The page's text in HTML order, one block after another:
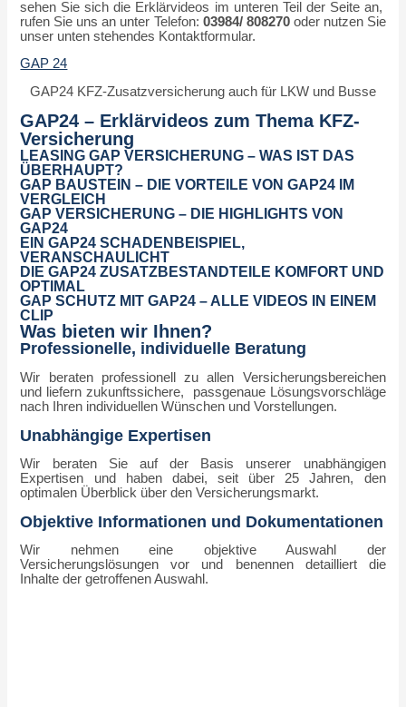
sehen Sie sich die Erklärvideos im unteren Teil der Seite an,
rufen Sie uns an unter Telefon: 03984/ 808270 oder nutzen Sie
unser unten stehendes Kontaktformular.
GAP 24
GAP24 KFZ-Zusatzversicherung auch für LKW und Busse
GAP24 – Erklärvideos zum Thema KFZ-
Versicherung
LEASING GAP VERSICHERUNG – WAS IST DAS
ÜBERHAUPT?
GAP BAUSTEIN – DIE VORTEILE VON GAP24 IM
VERGLEICH
GAP VERSICHERUNG – DIE HIGHLIGHTS VON
GAP24
EIN GAP24 SCHADENBEISPIEL,
VERANSCHAULICHT
DIE GAP24 ZUSATZBESTANDTEILE KOMFORT UND
OPTIMAL
GAP SCHUTZ MIT GAP24 – ALLE VIDEOS IN EINEM
CLIP
Was bieten wir Ihnen?
Professionelle, individuelle Beratung
Wir beraten professionell zu allen Versicherungsbereichen
und liefern zukunftssichere, passgenaue Lösungsvorschläge
nach Ihren individuellen Wünschen und Vorstellungen.
Unabhängige Expertisen
Wir beraten Sie auf der Basis unserer unabhängigen
Expertisen und haben dabei, seit über 25 Jahren, den
optimalen Überblick über den Versicherungsmarkt.
Objektive Informationen und Dokumentationen
Wir nehmen eine objektive Auswahl der
Versicherungslösungen vor und benennen detailliert die
Inhalte der getroffenen Auswahl.